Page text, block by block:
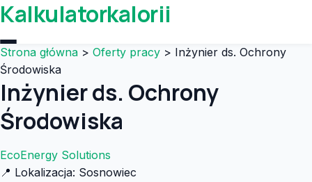
Kalkulatorkalorii
Strona główna > Oferty pracy > Inżynier ds. Ochrony
Środowiska
Inżynier ds. Ochrony
Środowiska
EcoEnergy Solutions
📍 Lokalizacja: Sosnowiec